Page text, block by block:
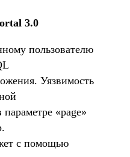
3.0
пользователю
Уязвимость
«page»
с помощью